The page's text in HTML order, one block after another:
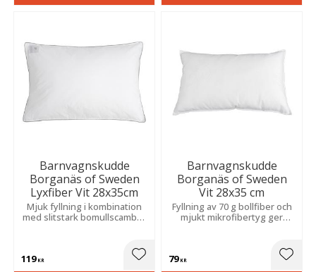
Barnvagnskudde
Borganäs of Sweden
Lyxfiber Vit 28x35cm
Mjuk fyllning i kombination
med slitstark bomullscambric
119KR Lägg till i favoriter
Barnvagnskudde
Borganäs of Sweden
Vit 28x35 cm
Fyllning av 70 g bollfiber och
mjukt mikrofibertyg ger
79KR